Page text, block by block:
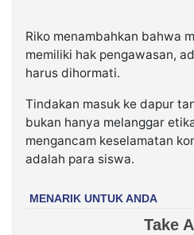
Riko menambahkan bahwa
memiliki hak pengawasan,
harus dihormati.
Tindakan masuk ke dapur
bukan hanya melanggar
mengancam keselamatan
adalah para siswa.